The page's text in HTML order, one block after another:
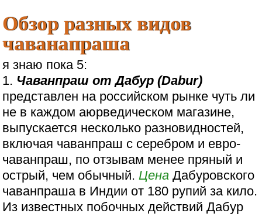
Обзор разных видов
чаванапраша
я знаю пока 5:
1. Чаванпраш от Дабур (Dabur)
представлен на российском рынке чуть ли
не в каждом аюрведическом магазине,
выпускается несколько разновидностей,
включая чаванпраш с серебром и евро-
чаванпраш, по отзывам менее пряный и
острый, чем обычный. Цена Дабуровского
чаванпраша в Индии от 180 рупий за кило.
Из известных побочных действий Дабур